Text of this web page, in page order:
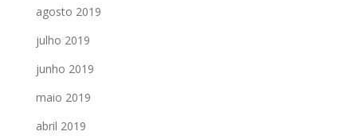
agosto 2019
julho 2019
junho 2019
maio 2019
abril 2019